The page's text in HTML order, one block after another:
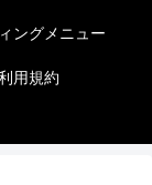
ングメニュー
用規約